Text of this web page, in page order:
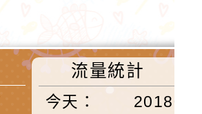
流量統計
今天：
20180